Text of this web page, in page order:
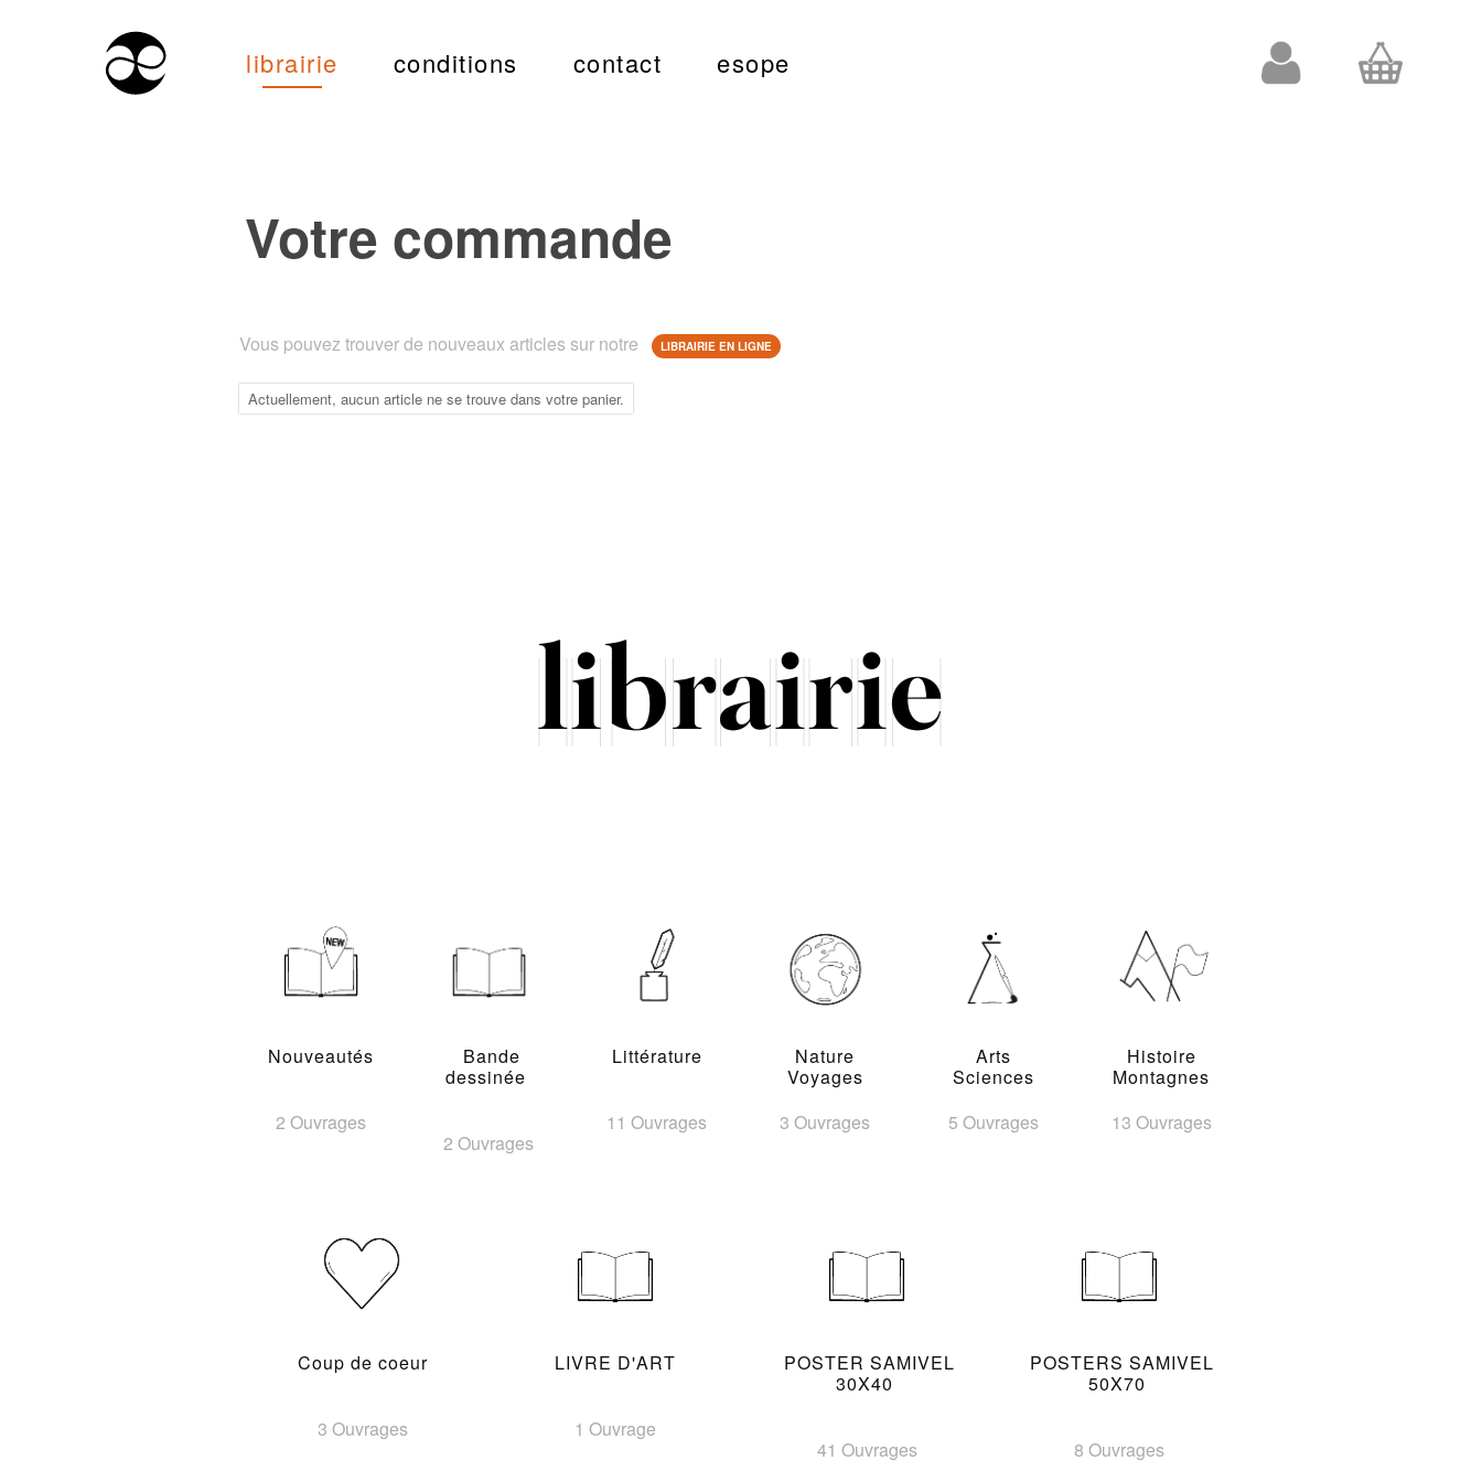
librairie conditions contact esope
Votre commande
Vous pouvez trouver de nouveaux articles sur notre LIBRAIRIE EN LIGNE
Actuellement, aucun article ne se trouve dans votre panier.
Nouveautés
2 Ouvrages
Bande
dessinée
2 Ouvrages
Littérature
11 Ouvrages
Nature
Voyages
3 Ouvrages
Arts
Sciences
5 Ouvrages
Histoire
Montagnes
13 Ouvrages
Coup de coeur
3 Ouvrages
LIVRE D'ART
1 Ouvrage
POSTER SAMIVEL
30X40
41 Ouvrages
POSTERS SAMIVEL
50X70
8 Ouvrages